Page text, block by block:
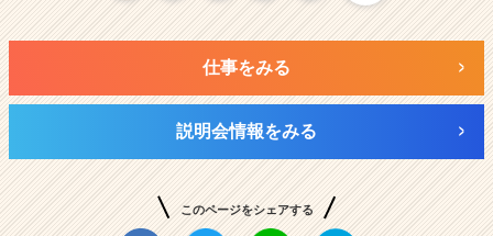
仕事をみる
説明会情報をみる
このページをシェアする